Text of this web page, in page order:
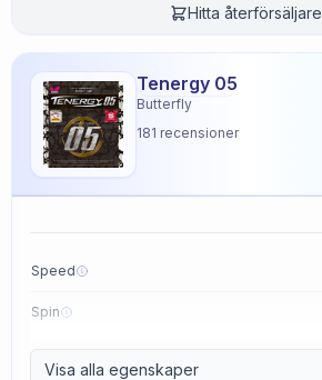
Hitta återförsäljare
Tenergy 05
Butterfly
181 recensioner
Speed
Spin
Control
Visa alla egenskaper